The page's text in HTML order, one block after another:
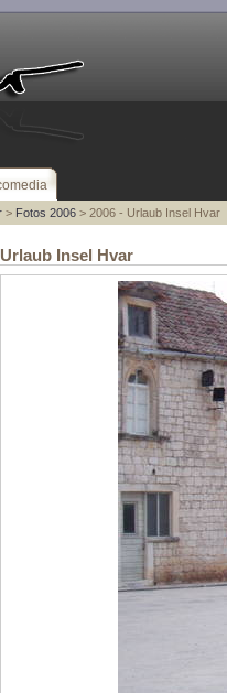
> Fotos 2006> 2006 - Urlaub Insel Hvar
Urlaub Insel Hvar